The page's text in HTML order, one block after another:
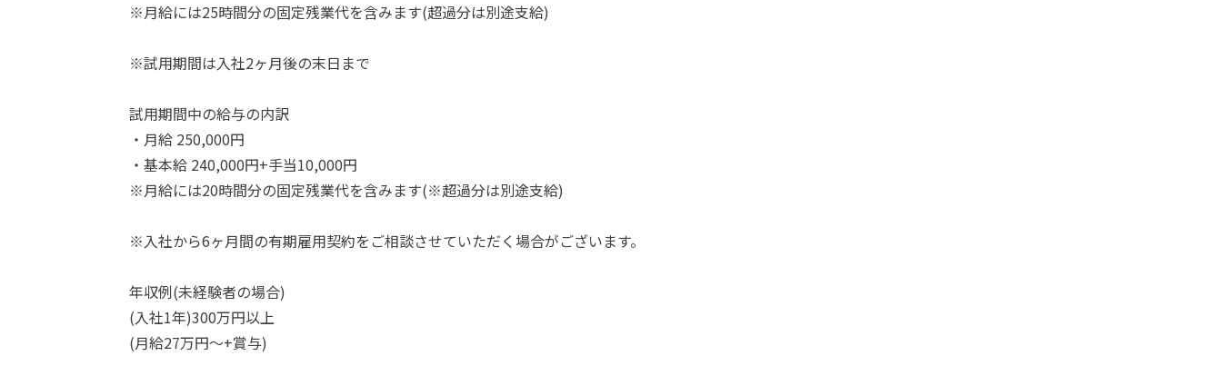
※月給には25時間分の固定残業代を含みます(超過分は別途支給)
※試用期間は入社2ヶ月後の末日まで
試用期間中の給与の内訳
・月給 250,000円
・基本給 240,000円+手当10,000円
※月給には20時間分の固定残業代を含みます(※超過分は別途支給)
※入社から6ヶ月間の有期雇用契約をご相談させていただく場合がございます。
年収例(未経験者の場合)
(入社1年)300万円以上
(月給27万円～+賞与)